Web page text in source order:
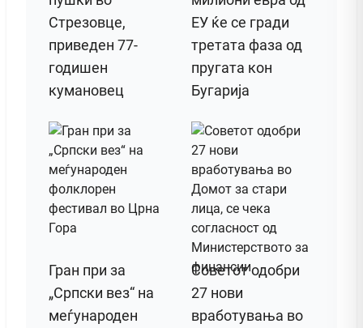
Стрезовце,
приведен 77-
годишен
кумановец
ЕУ ќе се гради
третата фаза од
пругата кон
Бугарија
Гран при за
„Српски вез“ на
меѓународен
Советот одобри
27 нови
вработувања во